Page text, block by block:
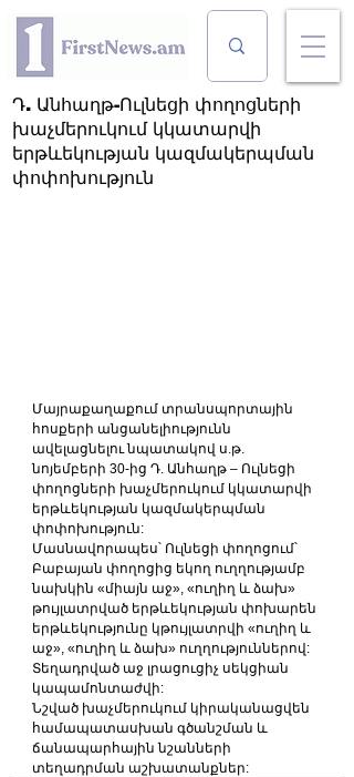
Դ. Անհաղթ-Ուլնեցի փողոցների
խաչմերուկում կկատարվի
երթևեկության կազմակերպման
փոփոխություն
Մայրաքաղաքում տրանսպորտային
հոսքերի անցանելիությունն
ավելացնելու նպատակով ս.թ.
նոյեմբերի 30-ից Դ. Անհաղթ – Ուլնեցի
փողոցների խաչմերուկում կկատարվի
երթևեկության կազմակերպման
փոփոխություն:
Մասնավորապես՝ Ուլնեցի փողոցում՝
Բաբայան փողոցից եկող ուղղությամբ
նախկին «միայն աջ», «ուղիղ և ձախ»
թույլատրված երթևեկության փոխարեն
երթևեկությունը կթույլատրվի «ուղիղ և
աջ», «ուղիղ և ձախ» ուղղություններով:
Տեղադրված աջ լրացուցիչ սեկցիան
կապամոնտաժվի:
Նշված խաչմերուկում կիրականացվեն
համապատասխան գծանշման և
ճանապարհային նշանների
տեղադրման աշխատանքներ: